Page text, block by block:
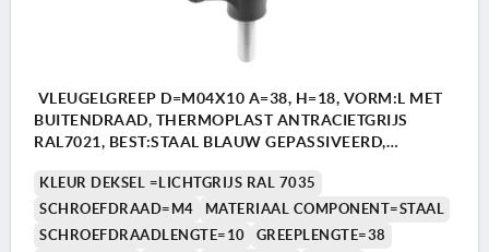
VLEUGELGREEP D=M04X10 A=38, H=18, VORM:L MET
BUITENDRAAD, THERMOPLAST ANTRACIETGRIJS
RAL7021, BEST:STAAL BLAUW GEPASSIVEERD,
KLEUR DEKSEL =LICHTGRIJS RAL 7035
SCHROEFDRAAD=M4
MATERIAAL COMPONENT=STAAL
SCHROEFDRAADLENGTE=10
GREEPLENGTE=38